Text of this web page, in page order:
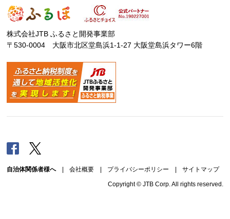
株式会社JTB ふるさと開発事業部
〒530-0004 大阪市北区堂島浜1-1-27 大阪堂島浜タワー6階
Facebook
自治体関係者様へ| 会社概要 プライバシーポリシー サイトマップ
Copyright © JTB Corp. All rights reserved.